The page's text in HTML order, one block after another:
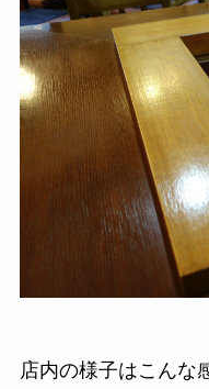
店内の様子はこんな